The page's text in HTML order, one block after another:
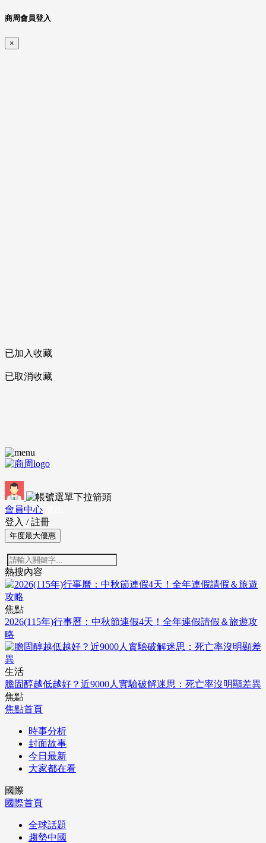
商周會員登入
×
已加入收藏
已取消收藏
會員中心
登入 / 註冊
年度最大優惠
熱搜內容
焦點
2026(115年)行事曆：中秋節連假4天！全年連假請假＆旅遊攻
略
生活
膽固醇越低越好？近9000人實驗破解迷思：死亡率沒明顯差異
焦點
焦點首頁
時事分析
封面故事
今日最新
大家都在看
國際
國際首頁
全球話題
趨勢中國